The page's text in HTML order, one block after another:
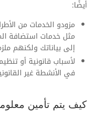
أيضًا:
مزودو الخدمات من
مثل خدمات استضافة
إلى بياناتك ولكنهم
لأسباب قانونية أو
في الأنشطة غير
كيف يتم تأمين